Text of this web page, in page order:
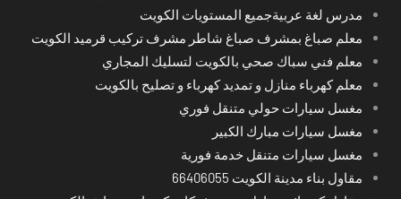
مدرس لغة عربيةجميع المستويات الكويت
معلم صباغ بمشرف صباغ شاطر مشرف تركيب قرميد الكويت
معلم فني سباك صحي بالكويت لتسليك المجاري
معلم كهرباء منازل و تمديد كهرباء و تصليح بالكويت
مغسل سيارات حولي متنقل فوري
مغسل سيارات مبارك الكبير
مغسل سيارات متنقل خدمة فورية
مقاول بناء مدينة الكويت 66406055